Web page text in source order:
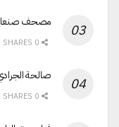
مصحف
صالحة